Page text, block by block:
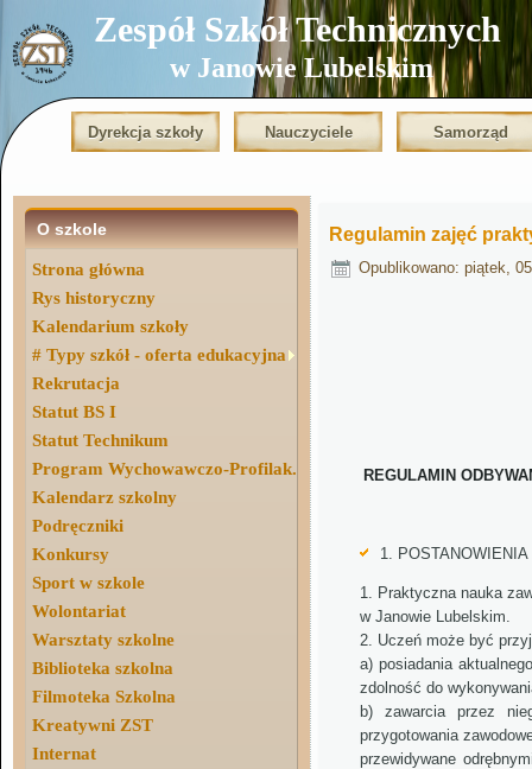
Zespół Szkół Technicznych
w Janowie Lubelskim
Dyrekcja szkoły Nauczyciele Samorząd
O szkole
Strona główna
Rys historyczny
Kalendarium szkoły
# Typy szkół - oferta edukacyjna
Rekrutacja
Statut BS I
Statut Technikum
Program Wychowawczo-Profilak.
Kalendarz szkolny
Podręczniki
Konkursy
Sport w szkole
Wolontariat
Warsztaty szkolne
Biblioteka szkolna
Filmoteka Szkolna
Kreatywni ZST
Internat
Regulamin zajęć
Opublikowano: piątek,
REGULAMIN
1. POSTANOWIENIA
Praktyczna nauka
w Janowie Lubelskim.
Uczeń może być
a) posiadania
zdolność do
b) zawarcia przez
przygotowania
przewidywane